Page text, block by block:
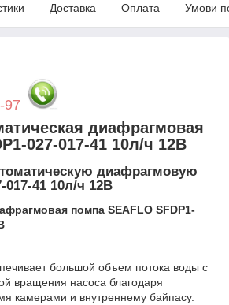
Доставка Оплата Умови
97
диафрагмовая
027-017-41 10л/ч 12В
диафрагмовую
017-41 10л/ч 12В
помпа SEAFLO SFDP1-
большой объем потока воды с
вращения насоса благодаря
камерами и внутреннему байпасу.